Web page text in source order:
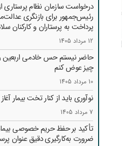
درخواست سازمان نظام پرستاری
رئیس‌جمهور برای بازنگری
پرداخت به پرستاران و کارکنان
12 مرداد 1405
حاضر نیستم حس خادمی اربعین
چیز عوض کنم
10 مرداد 1405
نوآوری باید از کنار تخت بیمار
7 مرداد 1405
تأکید بر حفظ حریم خصوصی
ضرورت به‌کارگیری دقیق عنوان